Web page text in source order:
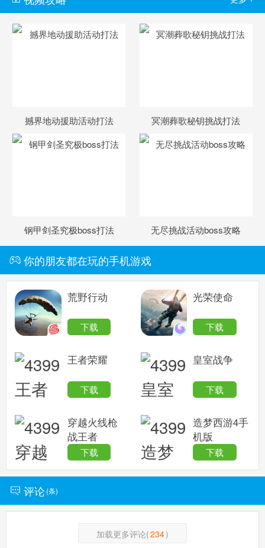
撼界地动援助活动打法 冥潮葬歌秘钥挑战打法
钢甲剑圣究极boss打法 无尽挑战活动boss攻略
你的朋友都在玩的手机游戏
荒野行动
下载
光荣使命
下载
王者荣耀
下载
皇室战争
下载
穿越火线枪
战王者
下载
造梦西游4手
机版
下载
评论(条)
加载更多评论(234)